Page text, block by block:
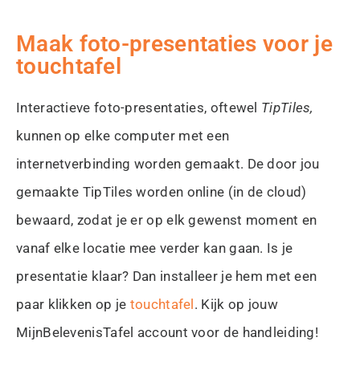
Maak foto-presentaties voor je
touchtafel
Interactieve foto-presentaties, oftewel TipTiles,
kunnen op elke computer met een
internetverbinding worden gemaakt. De door jou
gemaakte TipTiles worden online (in de cloud)
bewaard, zodat je er op elk gewenst moment en
vanaf elke locatie mee verder kan gaan. Is je
presentatie klaar? Dan installeer je hem met een
paar klikken op je touchtafel. Kijk op jouw
MijnBelevenisTafel account voor de handleiding!